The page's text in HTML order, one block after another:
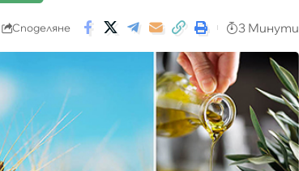
Споделяне 3 Минути